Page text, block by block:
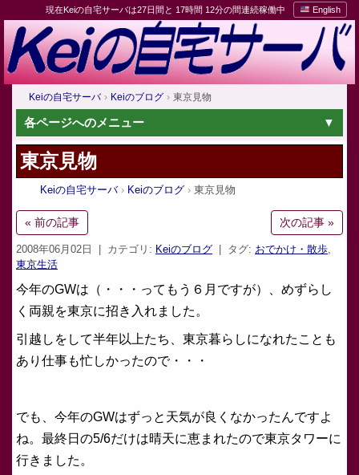
現在Keiの自宅サーバは27日間と 17時間 12分の間連続稼働中 English
Keiの自宅サーバ Keiのブログ 東京見物
各ページへのメニュー
東京見物
Keiの自宅サーバ Keiのブログ 東京見物
« 前の記事 次の記事 »
2008年06月02日 | カテゴリ: Keiのブログ | タグ: おでかけ・散歩,
東京生活
今年のGWは（・・・ってもう６月ですが）、めずらし
く両親を東京に招き入れました。
引越しをして半年以上たち、東京暮らしになれたことも
あり仕事も忙しかったので・・・
でも、今年のGWはずっと天気が良くなかったんですよ
ね。最終日の5/6だけは晴天に恵まれたので東京タワーに
行きました。